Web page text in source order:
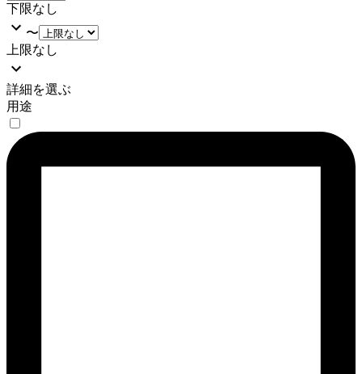
下限なし
〜
上限なし
詳細を選ぶ
用途